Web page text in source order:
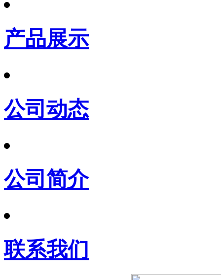
产品展示
公司动态
公司简介
联系我们